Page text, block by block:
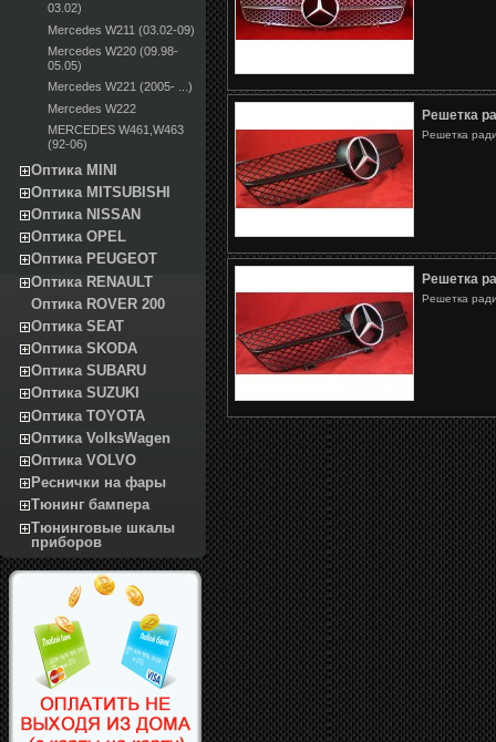
03.02)
Mercedes W211 (03.02-09)
Mercedes W220 (09.98-
05.05)
Mercedes W221 (2005- ...)
Mercedes W222
MERCEDES W461,W463
(92-06)
Оптика MINI
Оптика MITSUBISHI
Оптика NISSAN
Оптика OPEL
Оптика PEUGEOT
Оптика RENAULT
Оптика ROVER 200
Оптика SEAT
Оптика SKODA
Оптика SUBARU
Оптика SUZUKI
Оптика TOYOTA
Оптика VolksWagen
Оптика VOLVO
Реснички на фары
Тюнинг бампера
Тюнинговые шкалы
приборов
Решетка
Решетка
Решетка
Решетка